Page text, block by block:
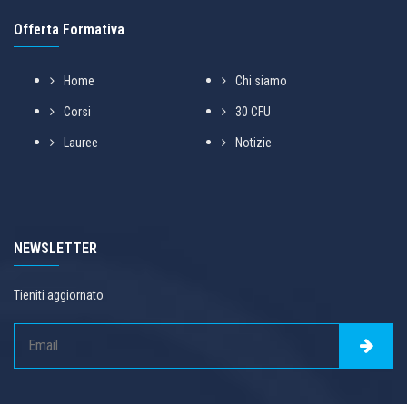
Offerta Formativa
Home Chi siamo
Corsi 30 CFU
Lauree Notizie
NEWSLETTER
Tieniti aggiornato